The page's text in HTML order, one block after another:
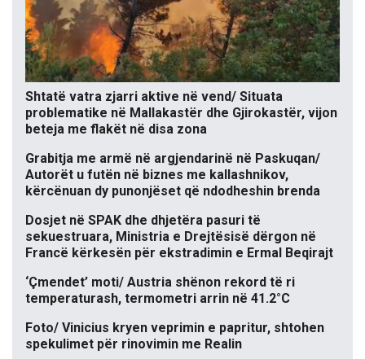
Shtatë vatra zjarri aktive në vend/ Situata
problematike në Mallakastër dhe Gjirokastër, vijon
beteja me flakët në disa zona
Grabitja me armë në argjendarinë në Paskuqan/
Autorët u futën në biznes me kallashnikov,
kërcënuan dy punonjëset që ndodheshin brenda
Dosjet në SPAK dhe dhjetëra pasuri të
sekuestruara, Ministria e Drejtësisë dërgon në
Francë kërkesën për ekstradimin e Ermal Beqirajt
‘Çmendet’ moti/ Austria shënon rekord të ri
temperaturash, termometri arrin në 41.2°C
Foto/ Vinicius kryen veprimin e papritur, shtohen
spekulimet për rinovimin me Realin